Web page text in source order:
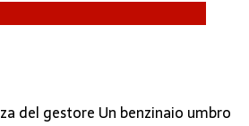
del gestore Un benzinaio umbro